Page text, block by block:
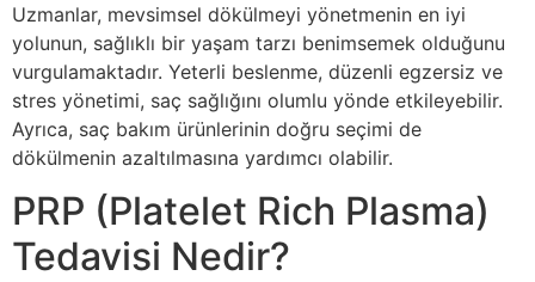
Uzmanlar, mevsimsel dökülmeyi yönetmenin en iyi
yolunun, sağlıklı bir yaşam tarzı benimsemek olduğunu
vurgulamaktadır. Yeterli beslenme, düzenli egzersiz ve
stres yönetimi, saç sağlığını olumlu yönde etkileyebilir.
Ayrıca, saç bakım ürünlerinin doğru seçimi de
dökülmenin azaltılmasına yardımcı olabilir.
PRP (Platelet Rich Plasma)
Tedavisi Nedir?